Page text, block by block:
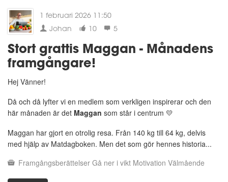
1 februari 2026 11:50
Johan
10 5
Stort grattis Maggan - Månadens
framgångare!
Hej Vänner!
Då och då lyfter vi en medlem som verkligen inspirerar och den
här månaden är det Maggan som står i centrum 💛
Maggan har gjort en otrolig resa. Från 140 kg till 64 kg, delvis
med hjälp av Matdagboken. Men det som gör hennes historia...
Framgångsberättelser Gå ner i vikt Motivation Välmående